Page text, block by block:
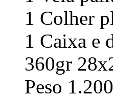
1 Colher
1 Caixa e
360gr
Peso